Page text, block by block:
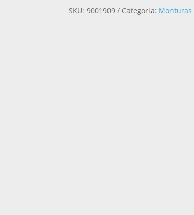
CINCELADO
SKU:9001909 Categoría: Monturas